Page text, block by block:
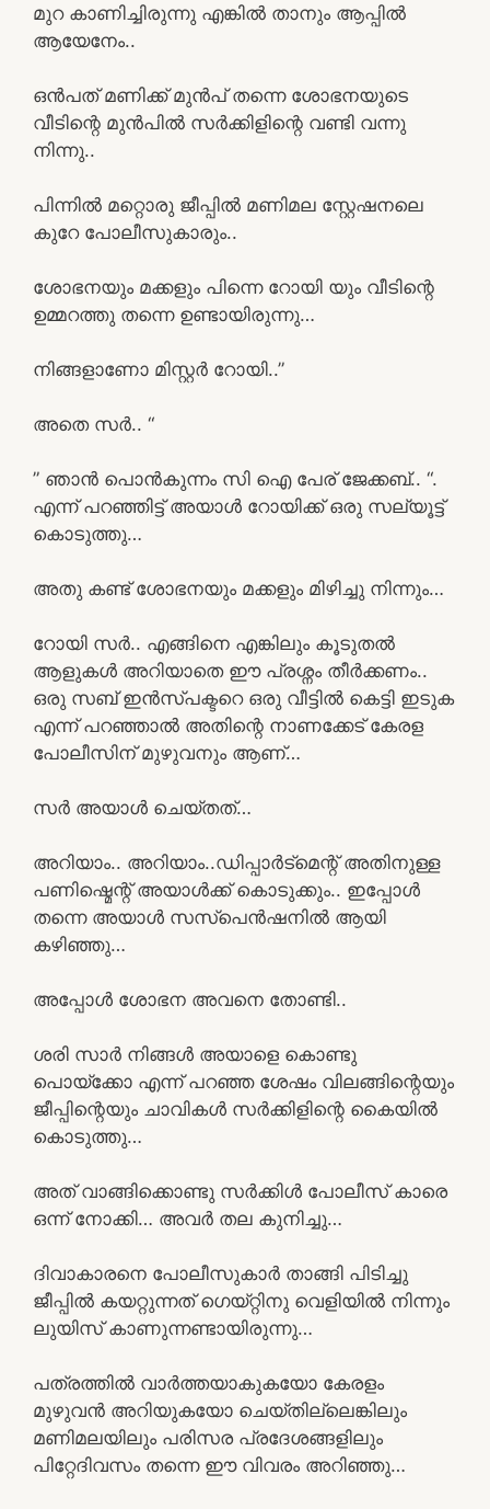
മുറ കാണിച്ചിരുന്നു എങ്കിൽ താനും ആപ്പിൽ
ആയേനേം..
ഒൻപത് മണിക്ക് മുൻപ് തന്നെ ശോഭനയുടെ
വീടിന്റെ മുൻപിൽ സർക്കിളിന്റെ വണ്ടി വന്നു
നിന്നു..
പിന്നിൽ മറ്റൊരു ജീപ്പിൽ മണിമല സ്റ്റേഷനലെ
കുറേ പോലീസുകാരും..
ശോഭനയും മക്കളും പിന്നെ റോയി യും വീടിന്റെ
ഉമ്മറത്തു തന്നെ ഉണ്ടായിരുന്നു…
നിങ്ങളാണോ മിസ്റ്റർ റോയി..”
അതെ സർ.. “
” ഞാൻ പൊൻകുന്നം സി ഐ പേര് ജേക്കബ്.. “.
എന്ന് പറഞ്ഞിട്ട് അയാൾ റോയിക്ക് ഒരു സല്യൂട്ട്
കൊടുത്തു…
അതു കണ്ട് ശോഭനയും മക്കളും മിഴിച്ചു നിന്നും…
റോയി സർ.. എങ്ങിനെ എങ്കിലും കൂടുതൽ
ആളുകൾ അറിയാതെ ഈ പ്രശ്നം തീർക്കണം..
ഒരു സബ് ഇൻസ്പക്ടറെ ഒരു വീട്ടിൽ കെട്ടി ഇടുക
എന്ന് പറഞ്ഞാൽ അതിന്റെ നാണക്കേട് കേരള
പോലീസിന് മുഴുവനും ആണ്…
സർ അയാൾ ചെയ്തത്…
അറിയാം.. അറിയാം..ഡിപ്പാർട്മെന്റ് അതിനുള്ള
പണിഷ്മെന്റ് അയാൾക്ക് കൊടുക്കും.. ഇപ്പോൾ
തന്നെ അയാൾ സസ്പെൻഷനിൽ ആയി
കഴിഞ്ഞു…
അപ്പോൾ ശോഭന അവനെ തോണ്ടി..
ശരി സാർ നിങ്ങൾ അയാളെ കൊണ്ടു
പൊയ്ക്കോ എന്ന് പറഞ്ഞ ശേഷം വിലങ്ങിന്റെയും
ജീപ്പിന്റെയും ചാവികൾ സർക്കിളിന്റെ കൈയിൽ
കൊടുത്തു…
അത് വാങ്ങിക്കൊണ്ടു സർക്കിൾ പോലീസ് കാരെ
ഒന്ന് നോക്കി… അവർ തല കുനിച്ചു…
ദിവാകാരനെ പോലീസുകാർ താങ്ങി പിടിച്ചു
ജീപ്പിൽ കയറ്റുന്നത് ഗെയ്റ്റിനു വെളിയിൽ നിന്നും
ലുയിസ് കാണുന്നണ്ടായിരുന്നു…
പത്രത്തിൽ വാർത്തയാകുകയോ കേരളം
മുഴുവൻ അറിയുകയോ ചെയ്തില്ലെങ്കിലും
മണിമലയിലും പരിസര പ്രദേശങ്ങളിലും
പിറ്റേദിവസം തന്നെ ഈ വിവരം അറിഞ്ഞു…